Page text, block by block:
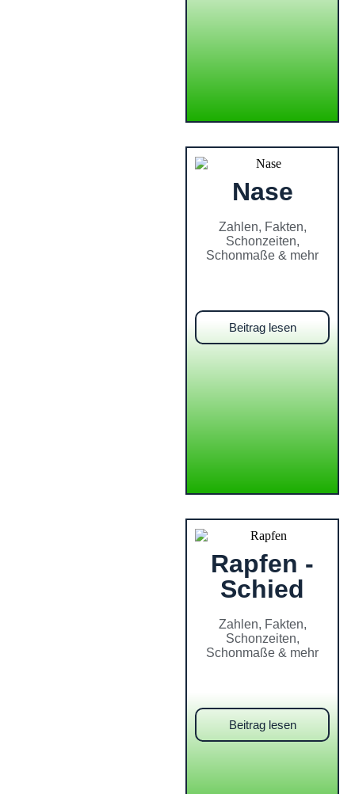
Nase
Zahlen, Fakten,
Schonzeiten,
Schonmaße & mehr
Beitrag lesen
Rapfen -
Schied
Zahlen, Fakten,
Schonzeiten,
Schonmaße & mehr
Beitrag lesen